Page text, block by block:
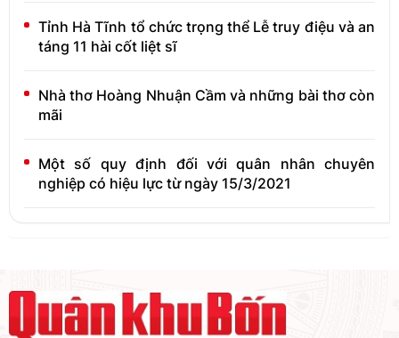
Tỉnh Hà Tĩnh tổ chức trọng thể Lễ truy điệu và an
táng 11 hài cốt liệt sĩ
Nhà thơ Hoàng Nhuận Cầm và những bài thơ còn
mãi
Một số quy định đối với quân nhân chuyên
nghiệp có hiệu lực từ ngày 15/3/2021